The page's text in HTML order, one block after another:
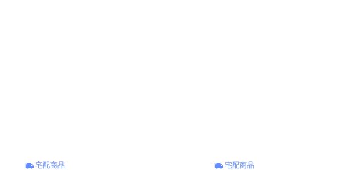
宅配商品 宅配商品